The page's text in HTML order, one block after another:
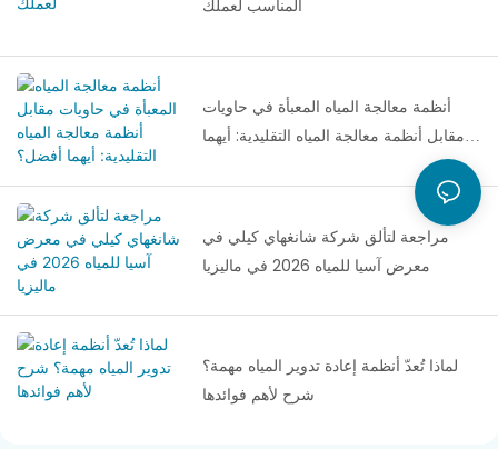
المناسب لعملك
أنظمة معالجة المياه المعبأة في حاويات
مقابل أنظمة معالجة المياه التقليدية: أيهما
مراجعة لتألق شركة شانغهاي كيلي في
معرض آسيا للمياه 2026 في ماليزيا
لماذا تُعدّ أنظمة إعادة تدوير المياه مهمة؟
شرح لأهم فوائدها